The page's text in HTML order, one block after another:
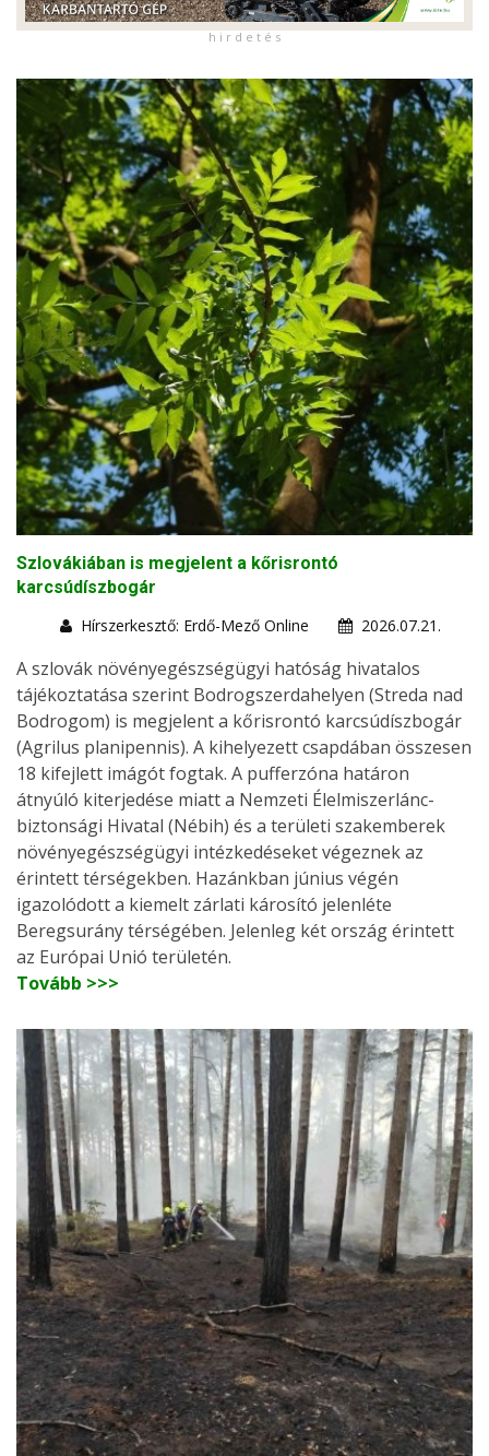
h i r d e t é s
Szlovákiában is megjelent a kőrisrontó
karcsúdíszbogár
Hírszerkesztő: Erdő-Mező Online
2026.07.21.
A szlovák növényegészségügyi hatóság hivatalos
tájékoztatása szerint Bodrogszerdahelyen (Streda nad
Bodrogom) is megjelent a kőrisrontó karcsúdíszbogár
(Agrilus planipennis). A kihelyezett csapdában összesen
18 kifejlett imágót fogtak. A pufferzóna határon
átnyúló kiterjedése miatt a Nemzeti Élelmiszerlánc-
biztonsági Hivatal (Nébih) és a területi szakemberek
növényegészségügyi intézkedéseket végeznek az
érintett térségekben. Hazánkban június végén
igazolódott a kiemelt zárlati károsító jelenléte
Beregsurány térségében. Jelenleg két ország érintett
az Európai Unió területén.
Tovább >>>